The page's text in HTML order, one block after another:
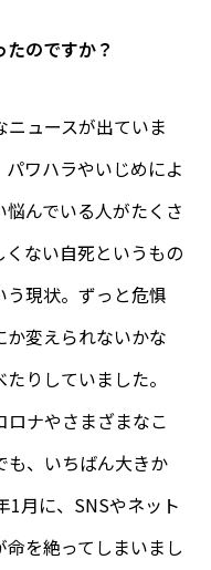
のですか？
ュースが出ていま
ワハラやいじめによ
んでいる人がたくさ
ない自死というもの
現状。ずっと危惧
か変えられないかな
りしていました。
ロナやさまざまなこ
も、いちばん大きか
1月に、SNSやネット
を絶ってしまいまし